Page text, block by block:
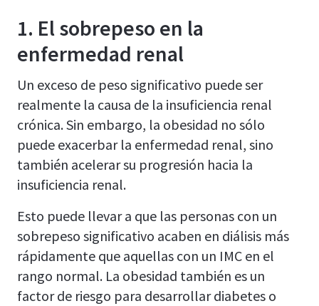
1. El sobrepeso en la
enfermedad renal
Un exceso de peso significativo puede ser
realmente la causa de la insuficiencia renal
crónica. Sin embargo, la obesidad no sólo
puede exacerbar la enfermedad renal, sino
también acelerar su progresión hacia la
insuficiencia renal.
Esto puede llevar a que las personas con un
sobrepeso significativo acaben en diálisis más
rápidamente que aquellas con un IMC en el
rango normal. La obesidad también es un
factor de riesgo para desarrollar diabetes o